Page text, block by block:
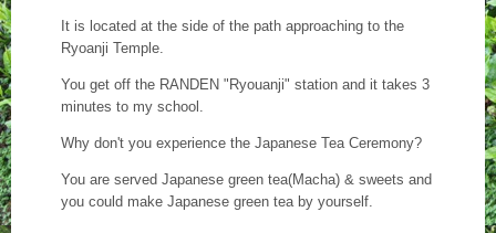
It is located at the side of the path approaching to the
Ryoanji Temple.
You get off the RANDEN "Ryouanji" station and it takes 3
minutes to my school.
Why don't you experience the Japanese Tea Ceremony?
You are served Japanese green tea(Macha) & sweets and
you could make Japanese green tea by yourself.